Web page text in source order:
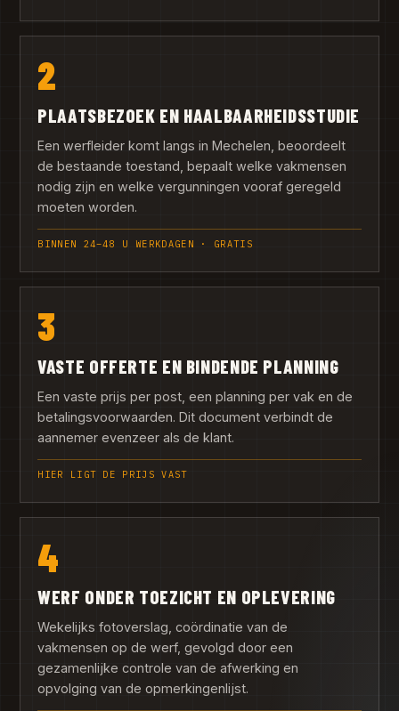
2
PLAATSBEZOEK EN HAALBAARHEIDSSTUDIE
Een werfleider komt langs in Mechelen, beoordeelt
de bestaande toestand, bepaalt welke vakmensen
nodig zijn en welke vergunningen vooraf geregeld
moeten worden.
BINNEN 24–48 U WERKDAGEN · GRATIS
3
VASTE OFFERTE EN BINDENDE PLANNING
Een vaste prijs per post, een planning per vak en de
betalingsvoorwaarden. Dit document verbindt de
aannemer evenzeer als de klant.
HIER LIGT DE PRIJS VAST
4
WERF ONDER TOEZICHT EN OPLEVERING
Wekelijks fotoverslag, coördinatie van de
vakmensen op de werf, gevolgd door een
gezamenlijke controle van de afwerking en
opvolging van de opmerkingenlijst.